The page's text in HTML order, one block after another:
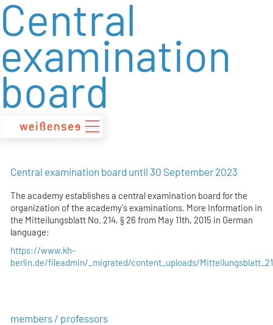
zum
Inhalt
Central
examination
board
Central examination board until 30 September 2023
The academy establishes a central examination board for the
organization of the academy's examinations. More Information in
the Mitteilungsblatt No. 214, § 26 from May 11th, 2015 in German
language:
https://www.kh-
berlin.de/fileadmin/_migrated/content_uploads/
members / professors